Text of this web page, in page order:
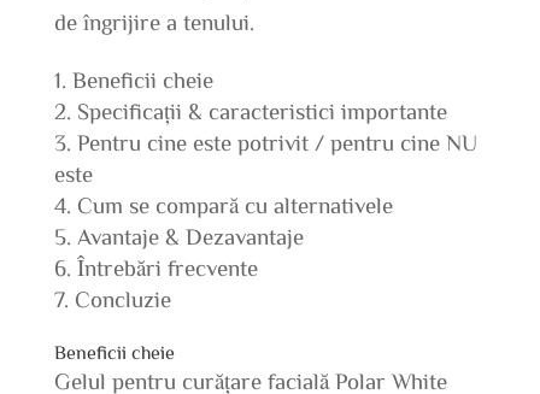
de îngrijire a tenului.
Beneficii cheie
Specificații & caracteristici importante
Pentru cine este potrivit / pentru cine NU
este
Cum se compară cu alternativele
Avantaje & Dezavantaje
Întrebări frecvente
Concluzie
Beneficii cheie
Gelul pentru curățare facială Polar White